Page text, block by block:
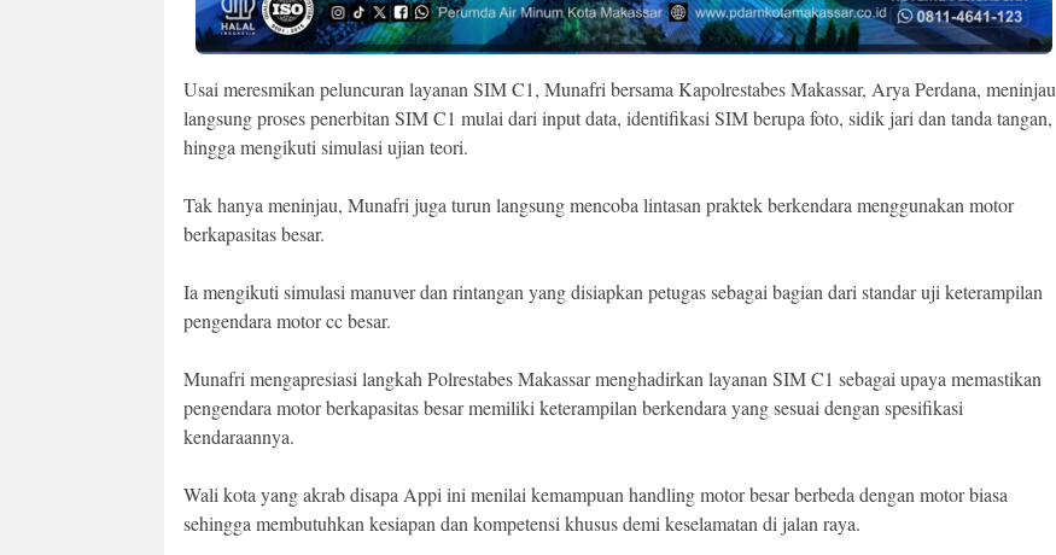
Usai meresmikan peluncuran layanan SIM C1, Munafri bersama Kapolrestabes Makassar, Arya Perdana, meninjau
langsung proses penerbitan SIM C1 mulai dari input data, identifikasi SIM berupa foto, sidik jari dan tanda tangan,
hingga mengikuti simulasi ujian teori.
Tak hanya meninjau, Munafri juga turun langsung mencoba lintasan praktek berkendara menggunakan motor
berkapasitas besar.
Ia mengikuti simulasi manuver dan rintangan yang disiapkan petugas sebagai bagian dari standar uji keterampilan
pengendara motor cc besar.
Munafri mengapresiasi langkah Polrestabes Makassar menghadirkan layanan SIM C1 sebagai upaya memastikan
pengendara motor berkapasitas besar memiliki keterampilan berkendara yang sesuai dengan spesifikasi
kendaraannya.
Wali kota yang akrab disapa Appi ini menilai kemampuan handling motor besar berbeda dengan motor biasa
sehingga membutuhkan kesiapan dan kompetensi khusus demi keselamatan di jalan raya.